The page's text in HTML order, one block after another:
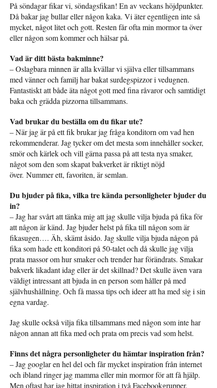
På söndagar fikar vi, söndagsfikan! En av veckans höjdpunkter.
Då bakar jag bullar eller någon kaka. Vi äter egentligen inte så
mycket, något litet och gott. Resten får ofta min mormor ta över
eller någon som kommer och hälsar på.
Vad är ditt bästa bakminne?
– Oslagbara minnen är alla kvällar vi själva eller tillsammans
med vänner och familj har bakat surdegspizzor i vedugnen.
Fantastiskt att både äta något gott med fina råvaror och samtidigt
baka och grädda pizzorna tillsammans.
Vad brukar du beställa om du fikar ute?
– När jag är på ett fik brukar jag fråga konditorn om vad hen
rekommenderar. Jag tycker om det mesta som innehåller socker,
smör och kärlek och vill gärna passa på att testa nya smaker,
något som den som skapat bakverket är riktigt nöjd
över. Nummer ett, favoriten, är semlan.
Du bjuder på fika, vilka tre kända personligheter bjuder du
in?
– Jag har svårt att tänka mig att jag skulle vilja bjuda på fika för
att någon är känd. Jag bjuder helst på fika till någon som är
fikasugen…. Äh, skämt åsido. Jag skulle vilja bjuda någon på
fika som hade ett konditori på 50-talet och då skulle jag vilja
prata massor om hur smaker och trender har förändrats. Smakar
bakverk likadant idag eller är det skillnad? Det skulle även vara
väldigt intressant att bjuda in en person som håller på med
självhushållning. Och få massa tips och ideer att ha med sig i sin
egna vardag.
Jag skulle också vilja fika tillsammans med någon som inte har
någon annan att fika med och prata om precis vad som helst.
Finns det några personligheter du hämtar inspiration från?
– Jag googlar en hel del och får mycket inspiration från internet
och ibland ringer jag mamma eller min mormor för att få hjälp.
Men oftast har jag hittat inspiration i två Facebookgrupper,